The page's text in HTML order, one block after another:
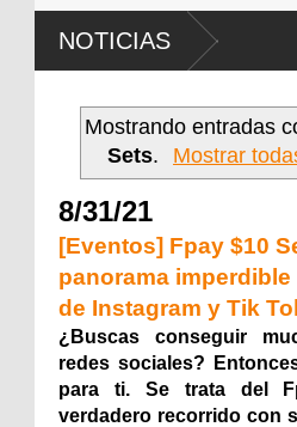
NOTICIAS
Mostrando entradas
Sets. Mostrar
8/31/21
[Eventos] Fpay $10
panorama
de Instagram y Tik
¿Buscas conseguir
redes sociales?
para ti. Se trata del
verdadero recorrido con